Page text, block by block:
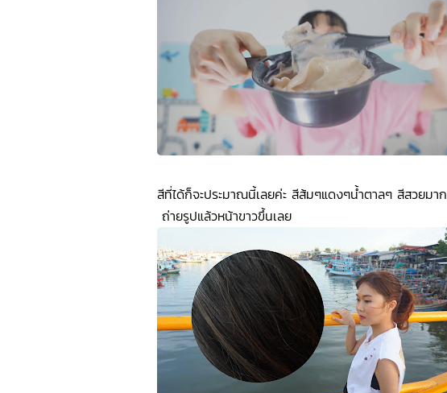
สีที่ได้ก็จะประมาณนี้เลยค่ะ สีส้มๆแดงๆน้ำตาลๆ สีสวยมาก
ถ่ายรูปแล้วหน้าขาวขึ้นเลย